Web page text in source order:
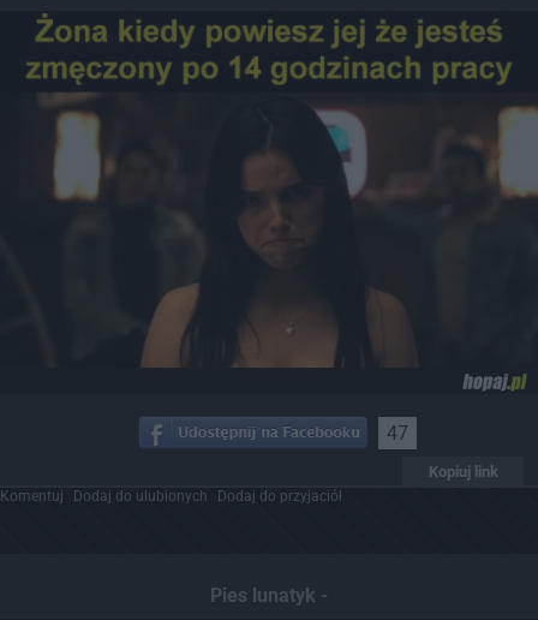
47
Kopiuj link
Komentuj Dodaj do ulubionych Dodaj do przyjaciół
Pies lunatyk -